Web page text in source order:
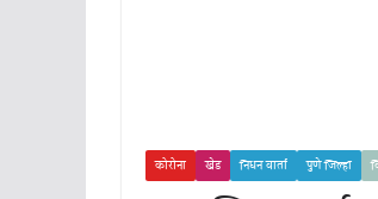
कोरोना खेड निधन वार्ता पुणे जिल्हा